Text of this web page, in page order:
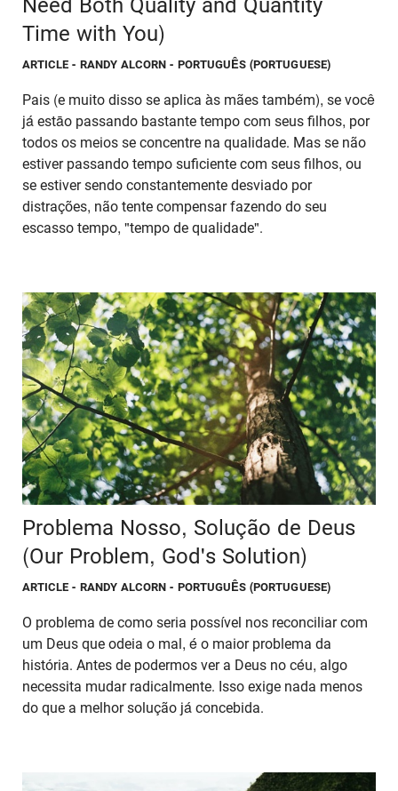
Need Both Quality and Quantity
Time with You)
ARTICLE - RANDY ALCORN - PORTUGUÊS (PORTUGUESE)
Pais (e muito disso se aplica às mães também), se você
já estāo passando bastante tempo com seus filhos, por
todos os meios se concentre na qualidade. Mas se não
estiver passando tempo suficiente com seus filhos, ou
se estiver sendo constantemente desviado por
distrações, não tente compensar fazendo do seu
escasso tempo, "tempo de qualidade".
Problema Nosso, Solução de Deus
(Our Problem, God's Solution)
ARTICLE - RANDY ALCORN - PORTUGUÊS (PORTUGUESE)
O problema de como seria possível nos reconciliar com
um Deus que odeia o mal, é o maior problema da
história. Antes de podermos ver a Deus no céu, algo
necessita mudar radicalmente. Isso exige nada menos
do que a melhor solução já concebida.